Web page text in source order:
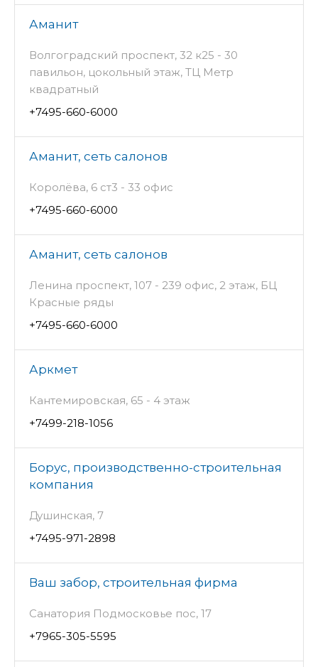
Аманит
Волгоградский проспект, 32 к25 - 30
павильон, цокольный этаж, ТЦ Метр
квадратный
+7495-660-6000
Аманит, сеть салонов
Королёва, 6 ст3 - 33 офис
+7495-660-6000
Аманит, сеть салонов
Ленина проспект, 107 - 239 офис, 2 этаж, БЦ
Красные ряды
+7495-660-6000
Аркмет
Кантемировская, 65 - 4 этаж
+7499-218-1056
Борус, производственно-строительная
компания
Душинская, 7
+7495-971-2898
Ваш забор, строительная фирма
Санатория Подмосковье пос, 17
+7965-305-5595